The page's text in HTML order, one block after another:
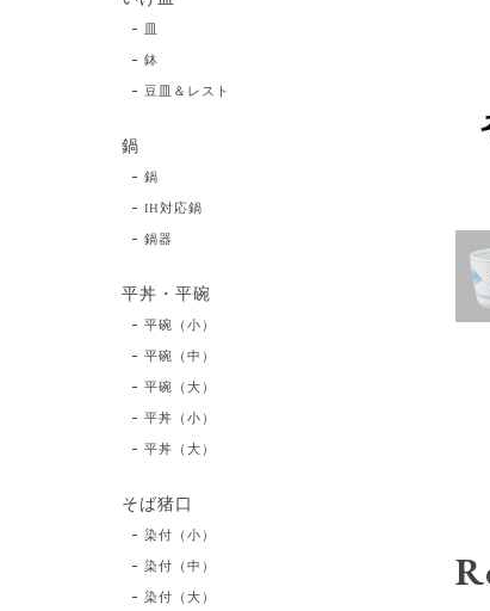
皿
鉢
豆皿＆レスト
鍋
鍋
IH対応鍋
鍋器
平丼・平碗
平碗（小）
平碗（中）
平碗（大）
平丼（小）
平丼（大）
そば猪口
染付（小）
染付（中）
染付（大）